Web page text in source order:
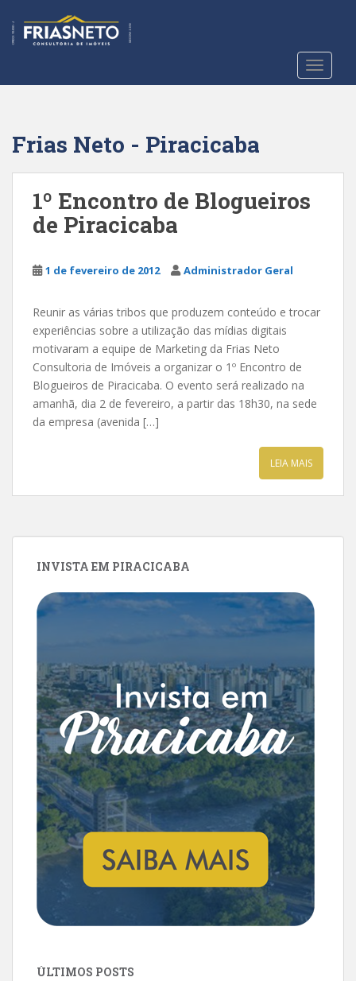
t
Frias Neto - Piracicaba
1º Encontro de Blogueiros
de Piracicaba
1 de fevereiro de 2012 Administrador Geral
Reunir as várias tribos que produzem conteúdo e trocar
experiências sobre a utilização das mídias digitais
motivaram a equipe de Marketing da Frias Neto
Consultoria de Imóveis a organizar o 1º Encontro de
Blogueiros de Piracicaba. O evento será realizado na
amanhã, dia 2 de fevereiro, a partir das 18h30, na sede
da empresa (avenida […]
LEIA MAIS
INVISTA EM PIRACICABA
ÚLTIMOS POSTS